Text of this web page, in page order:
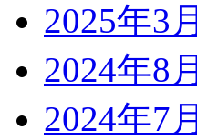
2025年3月
2024年8月
2024年7月